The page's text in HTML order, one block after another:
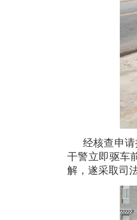
经核查申
干警立即驱车
解，遂采取司